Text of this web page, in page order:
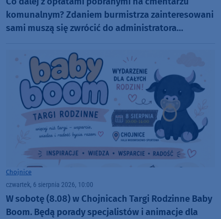
komunalnym? Zdaniem burmistrza zainteresowani
sami muszą się zwrócić do administratora
Chojnice
czwartek, 6 sierpnia 2026, 10:00
W sobotę (8.08) w Chojnicach Targi Rodzinne Baby
Boom. Będą porady specjalistów i animacje dla